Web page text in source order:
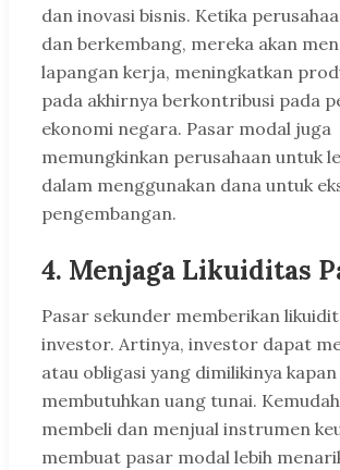
dan inovasi bisnis. Ketika
dan berkembang, mereka akan
lapangan kerja, meningkatkan
pada akhirnya berkontribusi pada
ekonomi negara. Pasar modal juga
memungkinkan perusahaan untuk
dalam menggunakan dana untuk
pengembangan.
4. Menjaga Likuiditas
Pasar sekunder memberikan
investor. Artinya, investor dapat
atau obligasi yang dimilikinya
membutuhkan uang tunai.
membeli dan menjual instrumen
membuat pasar modal lebih